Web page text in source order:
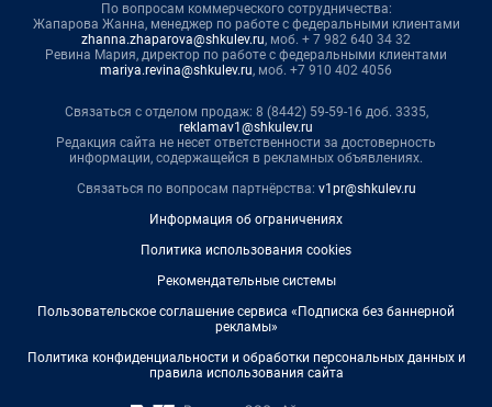
По вопросам коммерческого сотрудничества:
Жапарова Жанна, менеджер по работе с федеральными клиентами
zhanna.zhaparova@shkulev.ru, моб. + 7 982 640 34 32
Ревина Мария, директор по работе с федеральными клиентами
mariya.revina@shkulev.ru, моб. +7 910 402 4056
Связаться с отделом продаж: 8 (8442) 59-59-16 доб. 3335,
reklamav1@shkulev.ru
Редакция сайта не несет ответственности за достоверность
информации, содержащейся в рекламных объявлениях.
Связаться по вопросам партнёрства: v1pr@shkulev.ru
Информация об ограничениях
Политика использования cookies
Рекомендательные системы
Пользовательское соглашение сервиса «Подписка без баннерной
рекламы»
Политика конфиденциальности и обработки персональных данных и
правила использования сайта